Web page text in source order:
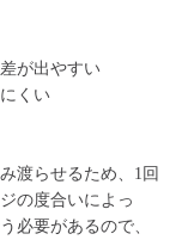
が出やすい
くい
渡らせるため、1回
の度合いによっ
必要があるので、